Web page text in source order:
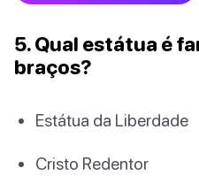
5. Qual estátua é
braços?
Estátua da Liberdade
Cristo Redentor